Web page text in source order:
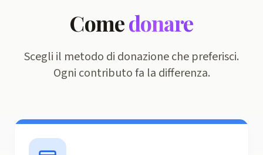
Comedonare
Scegli il metodo di donazione che preferisci.
Ogni contributo fa la differenza.